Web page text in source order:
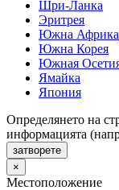
Шри-Ланка
Эритрея
Южна Африка
Южна Корея
Южная
Ямайка
Япония
Определянето на
информацията
затворете
×
Местоположение